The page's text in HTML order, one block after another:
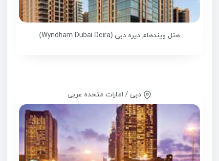
هتل ویندهام دیره دبی (Wyndham Dubai Deira)
دبی / امارات متحده عربی